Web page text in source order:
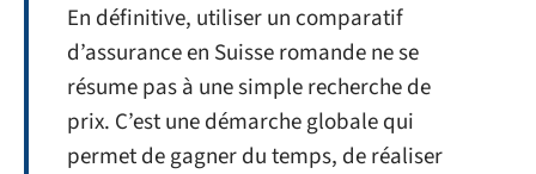
En définitive, utiliser un comparatif
d’assurance en Suisse romande ne se
résume pas à une simple recherche de
prix. C’est une démarche globale qui
permet de gagner du temps, de réaliser